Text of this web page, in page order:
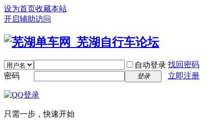
设为首页收藏本站
开启辅助访问
自动登录 找回密码
密码
登录 立即注册
只需一步，快速开始